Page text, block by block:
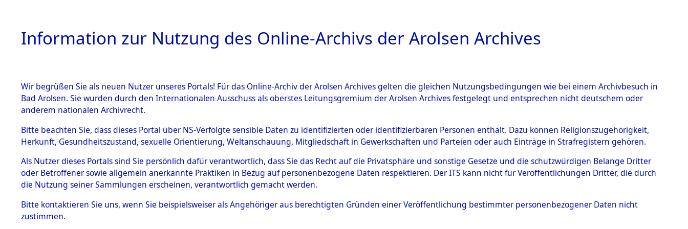
HOME BESTANDSBESCHREIBUNG ARCHIVALE ÜBERSICHT BILD
BESTÄNDE
Inhaftierungsdoku
mente
5. Verschiedenes
Todesmärsche
5.3.1 Alliierte
Ermittlungen zu den Orten Blindheim - Custenlohr→0002
(84597361)→0066 (84597427)
0066 (84597427)
Information zur Nutzung des Online-Archivs der Arolsen Archives
Wir begrüßen Sie als neuen Nutzer unseres Portals! Für das Online-Archiv der Arolsen Archives gelten die gleichen Nutzungsbedingungen wie bei einem Archivbesuch in
Bad Arolsen. Sie wurden durch den Internationalen Ausschuss als oberstes Leitungsgremium der Arolsen Archives festgelegt und entsprechen nicht deutschem oder
anderem nationalen Archivrecht.
Bitte beachten Sie, dass dieses Portal über NS-Verfolgte sensible Daten zu identifizierten oder identifizierbaren Personen enthält. Dazu können Religionszugehörigkeit,
Herkunft, Gesundheitszustand, sexuelle Orientierung, Weltanschauung, Mitgliedschaft in Gewerkschaften und Parteien oder auch Einträge in Strafregistern gehören.
Als Nutzer dieses Portals sind Sie persönlich dafür verantwortlich, dass Sie das Recht auf die Privatsphäre und sonstige Gesetze und die schutzwürdigen Belange Dritter
oder Betroffener sowie allgemein anerkannte Praktiken in Bezug auf personenbezogene Daten respektieren. Der ITS kann nicht für Veröffentlichungen Dritter, die durch
die Nutzung seiner Sammlungen erscheinen, verantwortlich gemacht werden.
Bitte kontaktieren Sie uns, wenn Sie beispielsweiser als Angehöriger aus berechtigten Gründen einer Veröffentlichung bestimmter personenbezogener Daten nicht
zustimmen.